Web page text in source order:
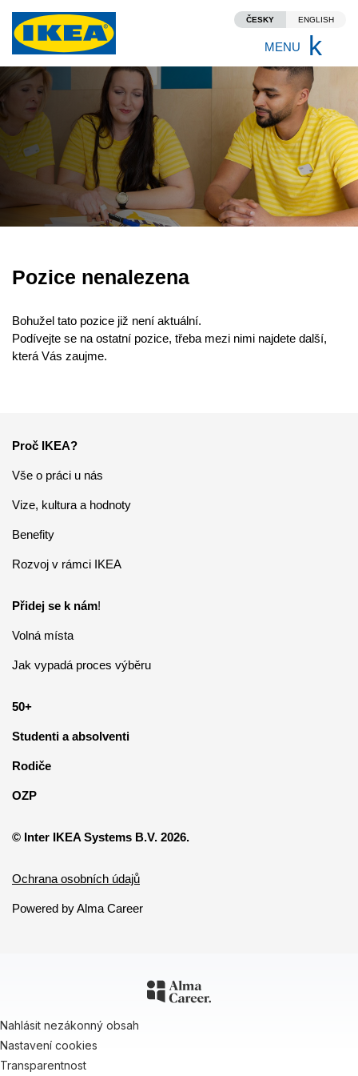
ČESKY ENGLISH
Vše o práci u nás
Vize, kultura a hodnoty
Benefity
Rozvoj v rámci IKEA
Jak vypadá proces výběru
MENU
Pozice nenalezena
Bohužel tato pozice již není aktuální.
Podívejte se na ostatní pozice, třeba mezi nimi najdete další,
která Vás zaujme.
© Inter IKEA Systems B.V. 2026.
Ochrana osobních údajů
Powered by Alma Career
Proč IKEA?
Vše o práci u nás
Vize, kultura a hodnoty
Benefity
Rozvoj v rámci IKEA
Přidej se k nám!
Volná místa
Jak vypadá proces výběru
50+
Studenti a absolventi
Rodiče
OZP
Nahlásit nezákonný obsah
Nastavení cookies
Transparentnost